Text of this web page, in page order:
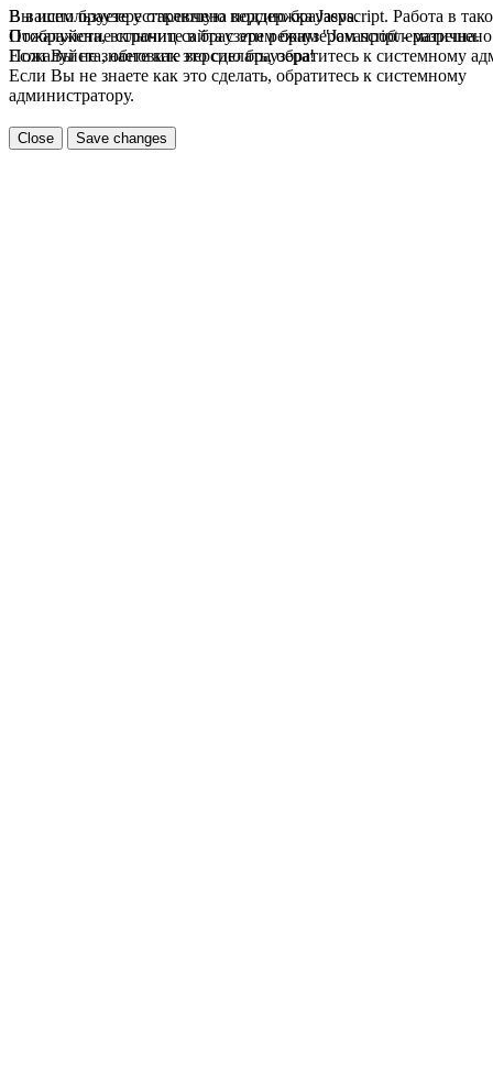
В вашем браузере отключена поддержка Jasvscript. Работа в
Пожалуйста, включите в браузере режим "Javascript -
Если Вы не знаете как это сделать, обратитесь к системному
Вы используете устаревшую версию браузера.
Отображение страниц сайта с этим браузером проблематична.
Пожалуйста, обновите версию браузера!
Если Вы не знаете как это сделать, обратитесь к системному
администратору.
Close Save changes